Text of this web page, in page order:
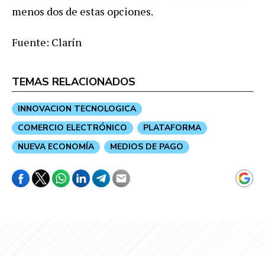
menos dos de estas opciones.
Fuente: Clarín
TEMAS RELACIONADOS
INNOVACION TECNOLOGICA
COMERCIO ELECTRÓNICO
PLATAFORMA
NUEVA ECONOMÍA
MEDIOS DE PAGO